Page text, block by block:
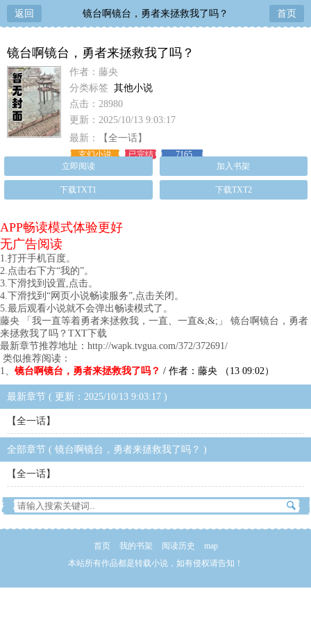
返回 镜台啊镜台，勇者来拯救我了吗？ 首页
镜台啊镜台，勇者来拯救我了吗？
作者：藤央
分类标签 其他小说
点击：28980
更新：2025/10/13 9:03:17
最新：
【全一话】
玄幻小说 已完结
7165
立即阅读
加入书架
下载TXT1 下载TXT2
APP畅读模式体验更好
无广告阅读
1.打开手机百度。
2.点击右下方“我的”。
3.下滑找到设置,点击。
4.下滑找到“网页小说畅读服务”,点击关闭。
5.最后观看小说就不会弹出畅读模式了。
藤央 「我一直等着勇者来拯救我，一直、一直&;&;」 镜台啊镜台，勇者
来拯救我了吗？TXT下载
最新章节推荐地址：http://wapk.tvgua.com/372/372691/
类似推荐阅读：
1、 镜台啊镜台，勇者来拯救我了吗？ / 作者：藤央 （13 09:02）
最新章节 ( 更新：2025/10/13 9:03:17 )
【全一话】
全部章节 ( 镜台啊镜台，勇者来拯救我了吗？ )
【全一话】
首页 我的书架 阅读历史
map
本站所有作品都是转载小说，如有侵权请告知！